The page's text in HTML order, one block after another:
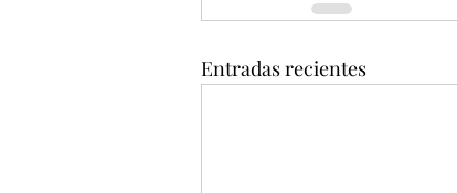
Entradas recientes